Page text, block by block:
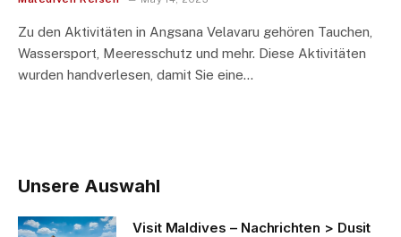
Zu den Aktivitäten in Angsana Velavaru gehören Tauchen,
Wassersport, Meeresschutz und mehr. Diese Aktivitäten
wurden handverlesen, damit Sie eine…
Unsere Auswahl
Visit Maldives – Nachrichten > Dusit